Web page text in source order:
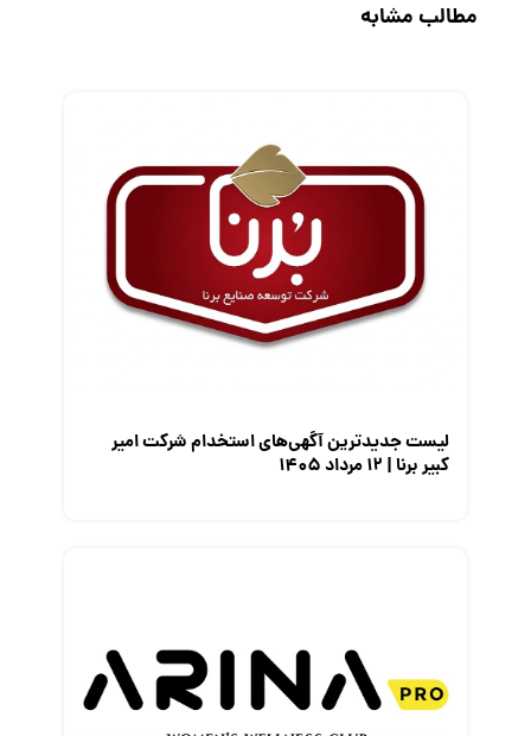
رزومه
کارفرمایان
گزارش‌های آماری
معرفی متخصصان منابع انسانی
مطالب مشابه
لیست جدیدترین آگهی‌های استخدام شرکت امیر
کبیر برنا | ۱۲ مرداد ۱۴۰۵